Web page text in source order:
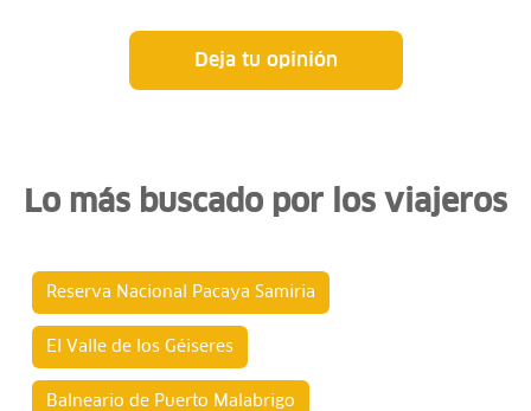
Deja tu opinión
Lo más buscado por los viajeros
Reserva Nacional Pacaya Samiria
El Valle de los Géiseres
Balneario de Puerto Malabrigo